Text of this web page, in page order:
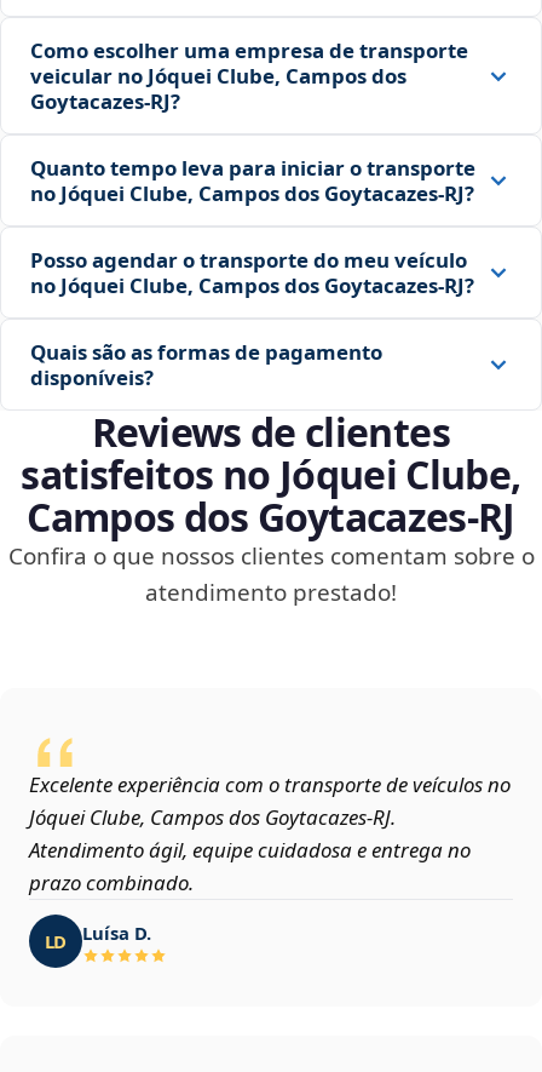
Como escolher uma empresa de transporte
veicular no Jóquei Clube, Campos dos
Goytacazes‑RJ?
Quanto tempo leva para iniciar o transporte
no Jóquei Clube, Campos dos Goytacazes‑RJ?
Posso agendar o transporte do meu veículo
no Jóquei Clube, Campos dos Goytacazes‑RJ?
Quais são as formas de pagamento
disponíveis?
Reviews de clientes
satisfeitos no Jóquei Clube,
Campos dos Goytacazes‑RJ
Confira o que nossos clientes comentam sobre o
atendimento prestado!
Excelente experiência com o transporte de veículos no
Jóquei Clube, Campos dos Goytacazes‑RJ.
Atendimento ágil, equipe cuidadosa e entrega no
prazo combinado.
LD Luísa D.